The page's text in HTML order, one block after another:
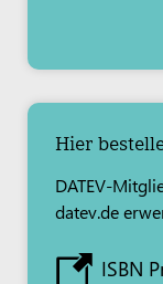
Hier
DATEV-
datev.de
ISBN